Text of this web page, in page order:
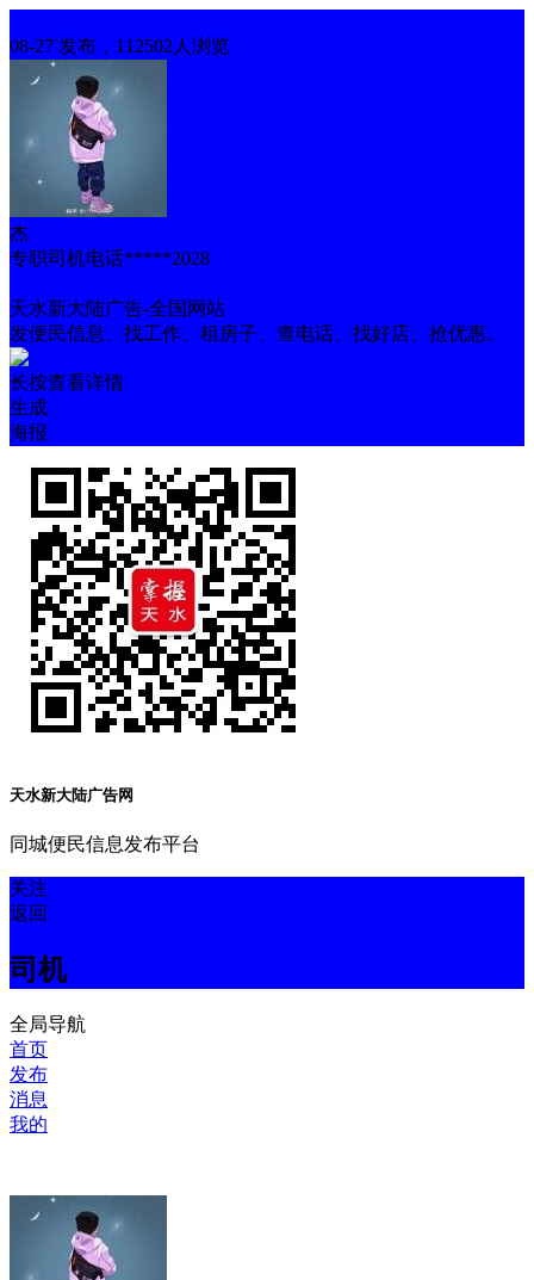
08-27 发布，112502人浏览
杰
专职司机电话*****2028
天水新大陆广告-全国网站
发便民信息、找工作、租房子、查电话、找好店、抢优惠。
长按查看详情
生成
海报
天水新大陆广告网
同城便民信息发布平台
关注
返回
司机
全局导航
首页
发布
消息
我的